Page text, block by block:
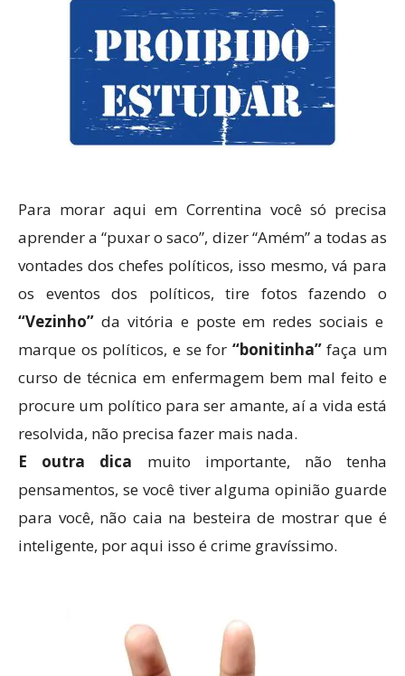
Para morar aqui em Correntina você só precisa
aprender a “puxar o saco”, dizer “Amém” a todas as
vontades dos chefes políticos, isso mesmo, vá para
os eventos dos políticos, tire fotos fazendo o
“Vezinho” da vitória e poste em redes sociais e
marque os políticos, e se for “bonitinha”faça um
curso de técnica em enfermagem bem mal feito e
procure um político para ser amante, aí a vida está
resolvida, não precisa fazer mais nada.
E outra dica muito importante, não tenha
pensamentos, se você tiver alguma opinião guarde
para você, não caia na besteira de mostrar que é
inteligente, por aqui isso é crime gravíssimo.